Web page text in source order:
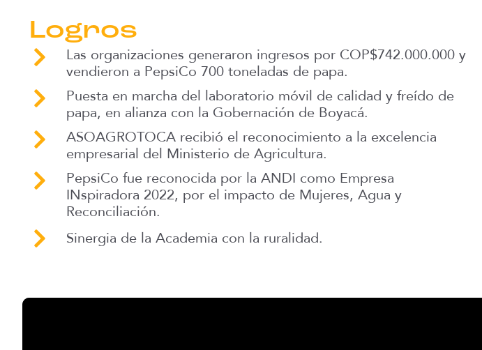
Logros
Las organizaciones generaron ingresos por COP$742.000.000 y
vendieron a PepsiCo 700 toneladas de papa.
Puesta en marcha del laboratorio móvil de calidad y freído de
papa, en alianza con la Gobernación de Boyacá.
ASOAGROTOCA recibió el reconocimiento a la excelencia
empresarial del Ministerio de Agricultura.
PepsiCo fue reconocida por la ANDI como Empresa
INspiradora 2022, por el impacto de Mujeres, Agua y
Reconciliación.
Sinergia de la Academia con la ruralidad.